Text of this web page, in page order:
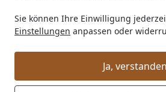
Sie können Ihre Einwilligung
Einstellungen anpassen oder
Ja, verstanden